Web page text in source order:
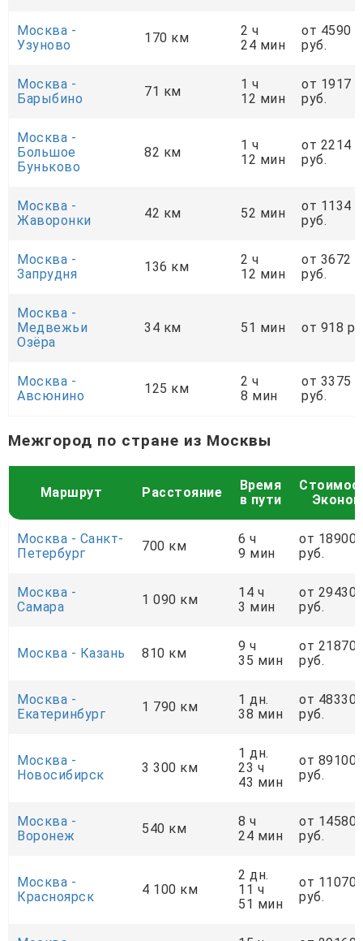
Москва -
Узуново
170 км
2 ч
24 мин
от 4590
руб.
Москва -
Барыбино
71 км
1 ч
12 мин
от 1917
руб.
Москва -
Большое
Буньково
82 км
1 ч
12 мин
от 2214
руб.
Москва -
Жаворонки
42 км 52 мин
от 1134
руб.
Москва -
Запрудня
136 км
2 ч
12 мин
от 3672
руб.
Москва -
Медвежьи
Озёра
34 км 51 мин от 918
Москва -
Авсюнино
125 км
2 ч
8 мин
от 3375
руб.
Межгород по стране из Москвы
Маршрут Расстояние
Время
в пути
Эконом
Москва - Санкт-
Петербург
700 км
6 ч
9 мин
от 18900
руб.
Москва -
Самара
1 090 км
14 ч
3 мин
от 29430
руб.
Москва - Казань 810 км
9 ч
35 мин
от 21870
руб.
Москва -
Екатеринбург
1 790 км
1 дн.
38 мин
от 48330
руб.
Москва -
Новосибирск
3 300 км
1 дн.
23 ч
43 мин
от 89100
руб.
Москва -
Воронеж
540 км
8 ч
24 мин
от 14580
руб.
Москва -
Красноярск
4 100 км
2 дн.
11 ч
51 мин
от
руб.